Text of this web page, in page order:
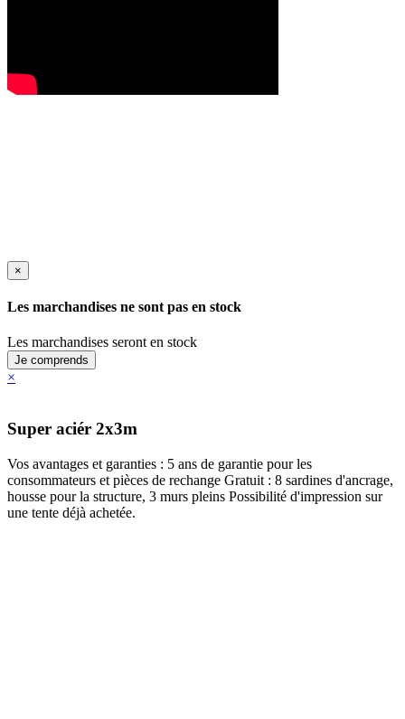
×
Les marchandises ne sont pas en stock
Les marchandises seront en stock
Je comprends
×
Super aciér 2x3m
Vos avantages et garanties : 5 ans de garantie pour les
consommateurs et pièces de rechange Gratuit : 8 sardines d'ancrage,
housse pour la structure, 3 murs pleins Possibilité d'impression sur
une tente déjà achetée.